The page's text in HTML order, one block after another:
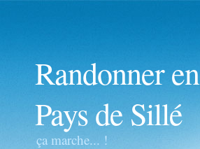
Randonner en
Pays de Sillé
ça marche... !